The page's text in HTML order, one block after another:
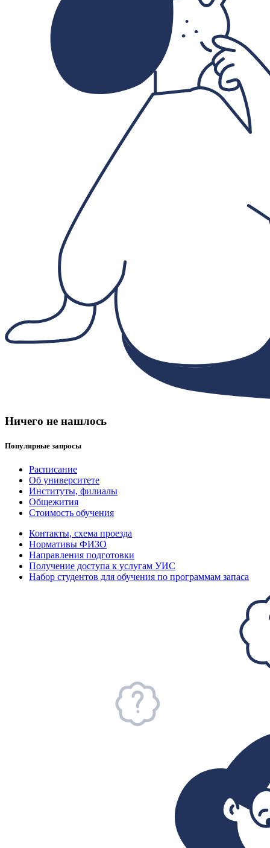
Ничего не нашлось
Популярные запросы
Расписание
Об университете
Институты, филиалы
Общежития
Стоимость обучения
Контакты, схема проезда
Нормативы ФИЗО
Направления подготовки
Получение доступа к услугам УИС
Набор студентов для обучения по программам запаса